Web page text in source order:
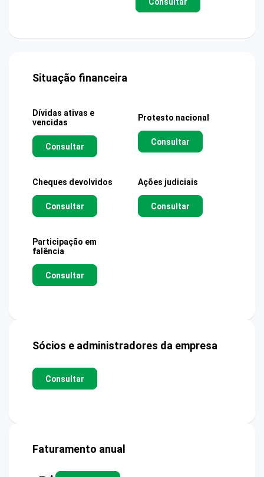
Situação financeira
Dívidas ativas e
vencidas
Consultar
Protesto nacional
Consultar
Cheques devolvidos
Consultar
Ações judiciais
Consultar
Participação em
falência
Consultar
Sócios e administradores da empresa
Consultar
Faturamento anual